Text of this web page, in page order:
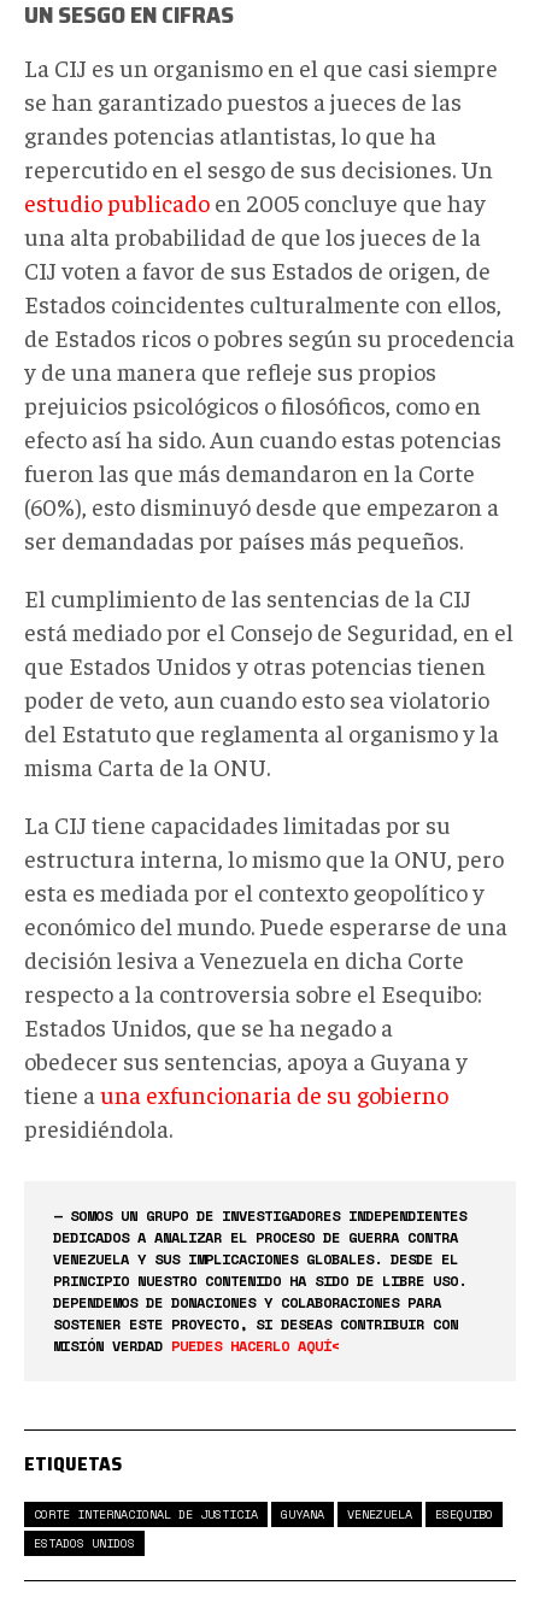
UN SESGO EN CIFRAS
La CIJ es un organismo en el que casi siempre
se han garantizado puestos a jueces de las
grandes potencias atlantistas, lo que ha
repercutido en el sesgo de sus decisiones. Un
estudio publicado en 2005 concluye que hay
una alta probabilidad de que los jueces de la
CIJ voten a favor de sus Estados de origen, de
Estados coincidentes culturalmente con ellos,
de Estados ricos o pobres según su procedencia
y de una manera que refleje sus propios
prejuicios psicológicos o filosóficos, como en
efecto así ha sido. Aun cuando estas potencias
fueron las que más demandaron en la Corte
(60%), esto disminuyó desde que empezaron a
ser demandadas por países más pequeños.
El cumplimiento de las sentencias de la CIJ
está mediado por el Consejo de Seguridad, en el
que Estados Unidos y otras potencias tienen
poder de veto, aun cuando esto sea violatorio
del Estatuto que reglamenta al organismo y la
misma Carta de la ONU.
La CIJ tiene capacidades limitadas por su
estructura interna, lo mismo que la ONU, pero
esta es mediada por el contexto geopolítico y
económico del mundo. Puede esperarse de una
decisión lesiva a Venezuela en dicha Corte
respecto a la controversia sobre el Esequibo:
Estados Unidos, que se ha negado a
obedecer sus sentencias, apoya a Guyana y
tiene a una exfuncionaria de su gobierno
presidiéndola.
— SOMOS UN GRUPO DE INVESTIGADORES INDEPENDIENTES
DEDICADOS A ANALIZAR EL PROCESO DE GUERRA CONTRA
VENEZUELA Y SUS IMPLICACIONES GLOBALES. DESDE EL
PRINCIPIO NUESTRO CONTENIDO HA SIDO DE LIBRE USO.
DEPENDEMOS DE DONACIONES Y COLABORACIONES PARA
SOSTENER ESTE PROYECTO, SI DESEAS CONTRIBUIR CON
MISIÓN VERDAD PUEDES HACERLO AQUÍ<
ETIQUETAS
CORTE INTERNACIONAL DE JUSTICIA GUYANA VENEZUELA
ESEQUIBO
ESTADOS UNIDOS